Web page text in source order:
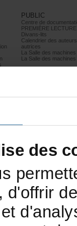
PUBLIC
PREMIÈRELECTURE
Divans-lits
autrices